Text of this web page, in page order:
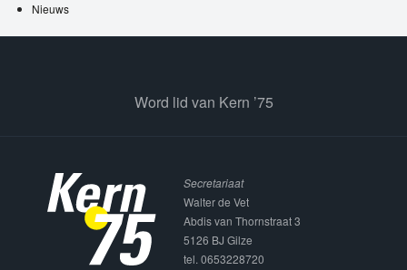
Nieuws
Word lid van Kern ’75
Secretariaat
Walter de Vet
Abdis van Thornstraat 3
5126 BJ Gilze
tel. 0653228720